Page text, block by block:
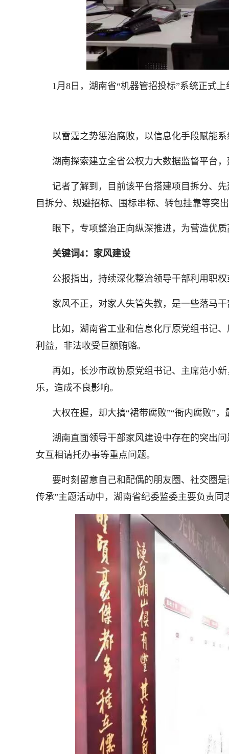
1月8日，湖南省“机器管招投标”系统正式
以雷霆之势惩治腐败，以信息化手段赋能
湖南探索建立全省公权力大数据监督平台
记者了解到，目前该平台搭建项目拆分、
目拆分、规避招标、围标串标、转包挂靠等突
眼下，专项整治正向纵深推进，为营造优
关键词4：家风建设
公报指出，持续深化整治领导干部利用职
家风不正，对家人失管失教，是一些落马
比如，湖南省工业和信息化厅原党组书记
利益，非法收受巨额贿赂。
再如，长沙市政协原党组书记、主席范小
乐，造成不良影响。
大权在握，却大搞“裙带腐败”“衙内腐败”
湖南直面领导干部家风建设中存在的突出
女互相请托办事等重点问题。
要时刻留意自己和配偶的朋友圈、社交圈
传承”主题活动中，湖南省纪委监委主要负责